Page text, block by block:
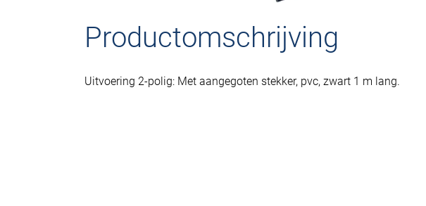
Productomschrijving
Uitvoering 2-polig: Met aangegoten stekker, pvc, zwart 1 m lang.